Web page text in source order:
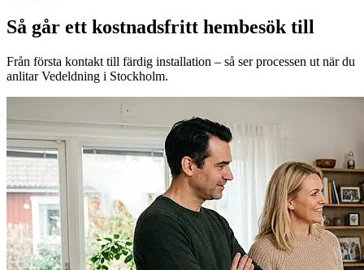
Så går ett kostnadsfritt hembesök till
Från första kontakt till färdig installation – så ser processen ut när du
anlitar Vedeldning i Stockholm.